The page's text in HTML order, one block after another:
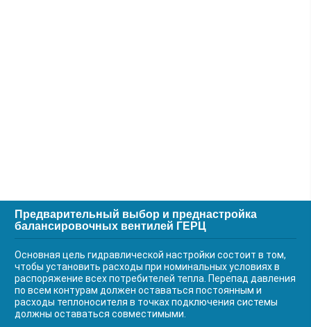
Предварительный выбор и преднастройка
балансировочных вентилей ГЕРЦ
Основная цель гидравлической настройки состоит в том,
чтобы установить расходы при номинальных условиях в
распоряжение всех потребителей тепла. Перепад давления
по всем контурам должен оставаться постоянным и
расходы теплоносителя в точках подключения системы
должны оставаться совместимыми.